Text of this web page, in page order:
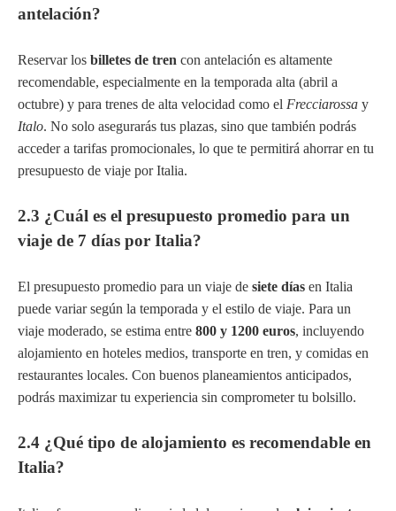
antelación?
Reservar los billetes de tren con antelación es altamente
recomendable, especialmente en la temporada alta (abril a
octubre) y para trenes de alta velocidad como el Frecciarossa y
Italo. No solo asegurarás tus plazas, sino que también podrás
acceder a tarifas promocionales, lo que te permitirá ahorrar en tu
presupuesto de viaje por Italia.
2.3 ¿Cuál es el presupuesto promedio para un
viaje de 7 días por Italia?
El presupuesto promedio para un viaje de siete días en Italia
puede variar según la temporada y el estilo de viaje. Para un
viaje moderado, se estima entre 800 y 1200 euros, incluyendo
alojamiento en hoteles medios, transporte en tren, y comidas en
restaurantes locales. Con buenos planeamientos anticipados,
podrás maximizar tu experiencia sin comprometer tu bolsillo.
2.4 ¿Qué tipo de alojamiento es recomendable en
Italia?